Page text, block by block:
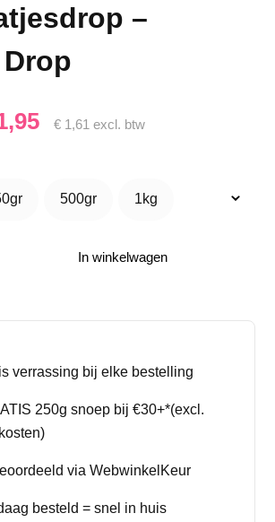
–
€ 1,61 excl. btw
250gr
500gr
500gr
1kg
1kg
In winkelwagen
verrassing bij elke bestelling
250g snoep bij €30+*(excl.
via WebwinkelKeur
besteld = snel in huis